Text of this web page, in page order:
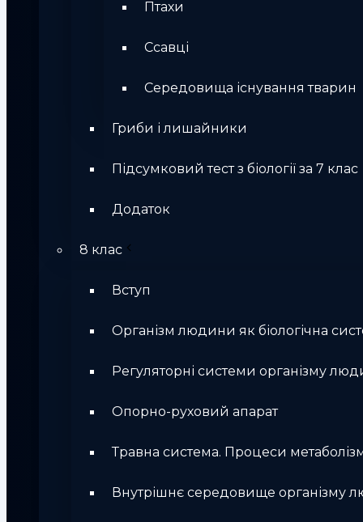
Птахи
Ссавці
Середовища існування тварин
Гриби і лишайники
Підсумковий тест з біології за 7 клас
Додаток
8 клас
Вступ
Організм людини як біологічна
Регуляторні системи організму
Опорно-руховий апарат
Травна система. Процеси
Внутрішнє середовище організму